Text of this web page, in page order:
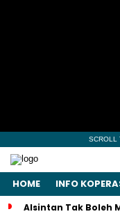
SCROLL
HOME INFO
Alsintan Tak Boleh